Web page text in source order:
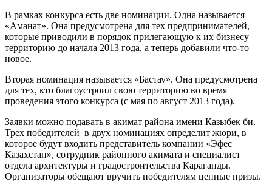
В рамках конкурса есть две номинации. Одна называется
«Аманат». Она предусмотрена для тех предпринимателей,
которые приводили в порядок прилегающую к их бизнесу
территорию до начала 2013 года, а теперь добавили что-то
новое.
Вторая номинация называется «Бастау». Она предусмотрена
для тех, кто благоустроил свою территорию во время
проведения этого конкурса (с мая по август 2013 года).
Заявки можно подавать в акимат района имени Казыбек би.
Трех победителей в двух номинациях определит жюри, в
которое будут входить представитель компании «Эфес
Казахстан», сотрудник районного акимата и специалист
отдела архитектуры и градостроительства Караганды.
Организаторы обещают вручить победителям ценные призы.